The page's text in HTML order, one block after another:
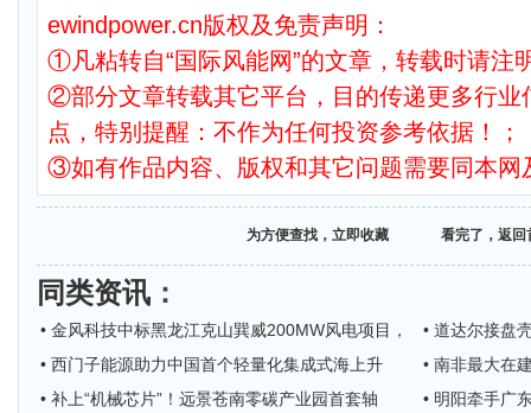
ewindpower.cn版权及免责声明：
①凡粘转自“国际风能网”的文章，转载时请注
②部分文章转载其它平台，目的传递更多行业
点，特别提醒：不作为任何投资参考依据！；
③如有作品内容、版权和其它问题需要同本网
为方便查找，立即收藏 看完了，返回
同类资讯 ：
• 金风科技中标黑龙江克山巽威200MW风电项目，
• 道达尔接盘
• 西门子能源助力中国首个轻量化集成式海上升
• 南非最大在
• 补上“机械芯片”！远景苍南零碳产业园首套轴
• 明阳牵手广